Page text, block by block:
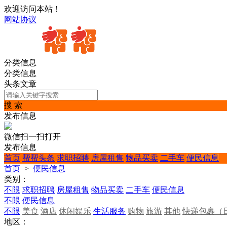
欢迎访问本站！
网站协议
分类信息
分类信息
头条文章
搜 索
发布信息
微信扫一扫打开
发布信息
首页 帮帮头条 求职招聘 房屋租售 物品买卖 二手车 便民信息
首页 > 便民信息
类别：
不限 求职招聘 房屋租售 物品买卖 二手车 便民信息
不限 便民信息
不限 美食 酒店 休闲娱乐 生活服务 购物 旅游 其他 快递包裹（
地区：